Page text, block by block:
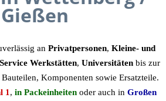
Gießen
an Privatpersonen, Kleine- und
Service Werkstätten, Universitäten bis zur
Komponenten sowie Ersatzteile.
1 , in Packeinheitenoder auch in Großen